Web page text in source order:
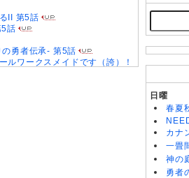
II 第5話
5話
勇者伝承- 第5話
ルワークスメイドです（誇）！
日曜
春夏
カナ
一畳
神の
勇者